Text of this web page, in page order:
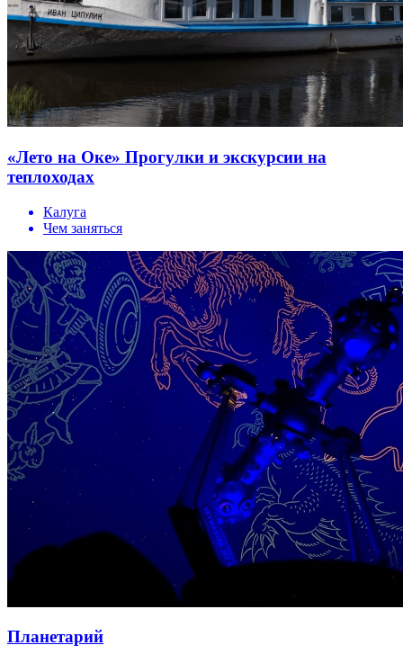
«Лето на Оке» Прогулки и экскурсии на
теплоходах
Калуга
Чем заняться
Планетарий